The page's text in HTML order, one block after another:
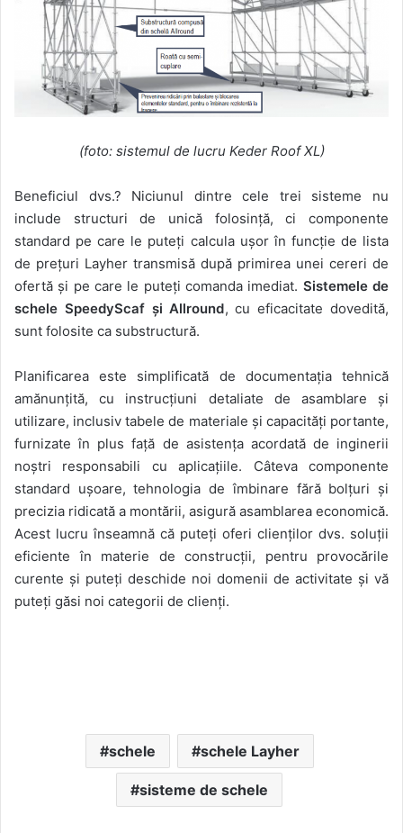
(foto: sistemul de lucru Keder Roof XL)
Beneficiul dvs.? Niciunul dintre cele trei sisteme nu
include structuri de unică folosință, ci componente
standard pe care le puteți calcula ușor în funcție de lista
de prețuri Layher transmisă după primirea unei cereri de
ofertă și pe care le puteți comanda imediat. Sistemele de
schele SpeedyScaf și Allround, cu eficacitate dovedită,
sunt folosite ca substructură.
Planificarea este simplificată de documentația tehnică
amănunțită, cu instrucțiuni detaliate de asamblare și
utilizare, inclusiv tabele de materiale și capacități portante,
furnizate în plus față de asistența acordată de inginerii
noștri responsabili cu aplicațiile. Câteva componente
standard ușoare, tehnologia de îmbinare fără bolțuri și
precizia ridicată a montării, asigură asamblarea economică.
Acest lucru înseamnă că puteți oferi clienților dvs. soluții
eficiente în materie de construcții, pentru provocările
curente și puteți deschide noi domenii de activitate și vă
puteți găsi noi categorii de clienți.
schele schele Layher
sisteme de schele